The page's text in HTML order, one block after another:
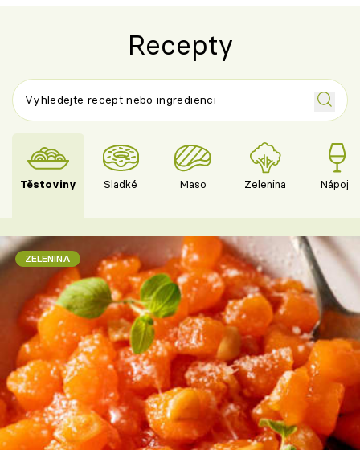
Recepty
Těstoviny Sladké Maso Zelenina Nápoje
ZELENINA